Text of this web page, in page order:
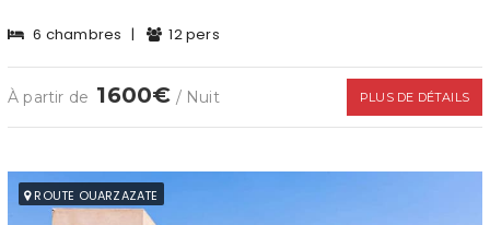
6 chambres | 12 pers
À partir de 1600€ / Nuit PLUS DE DÉTAILS
ROUTE OUARZAZATE